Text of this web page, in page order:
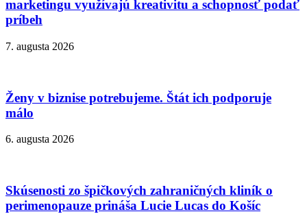
marketingu využívajú kreativitu a schopnosť podať
príbeh
7. augusta 2026
Ženy v biznise potrebujeme. Štát ich podporuje
málo
6. augusta 2026
Skúsenosti zo špičkových zahraničných kliník o
perimenopauze prináša Lucie Lucas do Košíc